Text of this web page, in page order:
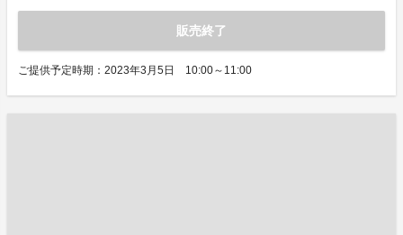
販売終了
ご提供予定時期：2023年3月5日 10:00～11:00